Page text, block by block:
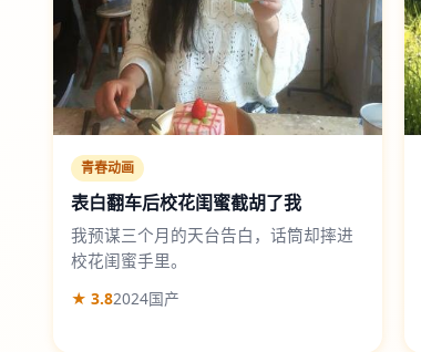
青春动画
表白翻车后校花闺蜜截胡了我
我预谋三个月的天台告白，话筒却摔进
校花闺蜜手里。
★ 3.82024国产